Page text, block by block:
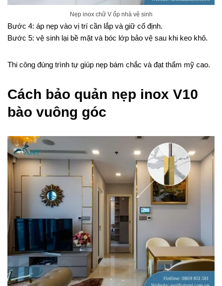
Nẹp inox chữ V ốp nhà vệ sinh
Bước 4: áp nẹp vào vị trí cần lắp và giữ cố định.
Bước 5: vệ sinh lại bề mặt và bóc lớp bảo vệ sau khi keo khô.
Thi công đúng trình tự giúp nẹp bám chắc và đạt thẩm mỹ cao.
Cách bảo quản nẹp inox V10
bào vuông góc